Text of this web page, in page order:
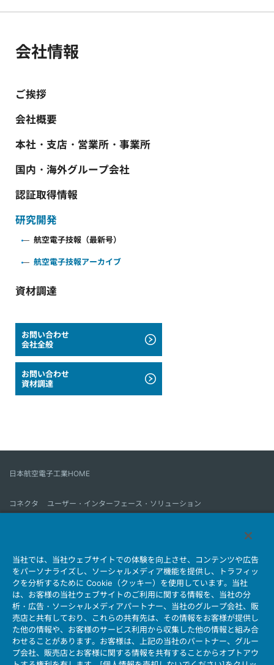
会社情報
ご挨拶
会社概要
本社・支店・営業所・事業所
国内・海外グループ会社
認証取得情報
研究開発
航空電子技報（最新号）
航空電子技報アーカイブ
資材調達
お問い合わせ
会社全般
お問い合わせ
資材調達
日本航空電子工業HOME
コネクタ
ユーザー・インターフェース・ソリューション
会社情報 サステナビリティ IR情報 採用情報
会社情報新着一覧
製品情報新着一覧
サイトマップ お問い合わせ
個人情報保護ポリシー
JAE Cookie Policy
ウェブアクセシビリティ方針
マイナンバー情報保護ポリシー
当社ウェブサイトのご利用について
当社では、当社ウェブサイトでの体験を向上させ、コンテンツや広告
をパーソナライズし、ソーシャルメディア機能を提供し、トラフィッ
クを分析するために Cookie（クッキー）を使用しています。当社
は、お客様の当社ウェブサイトのご利用に関する情報を、当社の分
析・広告・ソーシャルメディアパートナー、当社のグループ会社、販
売店と共有しており、これらの共有先は、その情報をお客様が提供し
た他の情報や、お客様のサービス利用から収集した他の情報と組み合
わせることがあります。お客様は、上記の当社のパートナー、グルー
プ会社、販売店とお客様に関する情報を共有することからオプトアウ